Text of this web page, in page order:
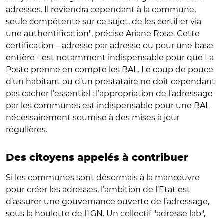
adresses. Il reviendra cependant à la commune,
seule compétente sur ce sujet, de les certifier via
une authentification", précise Ariane Rose. Cette
certification – adresse par adresse ou pour une base
entière - est notamment indispensable pour que La
Poste prenne en compte les BAL. Le coup de pouce
d’un habitant ou d’un prestataire ne doit cependant
pas cacher l’essentiel : l’appropriation de l’adressage
par les communes est indispensable pour une BAL
nécessairement soumise à des mises à jour
régulières.
Des citoyens appelés à contribuer
Si les communes sont désormais à la manœuvre
pour créer les adresses, l’ambition de l’Etat est
d’assurer une gouvernance ouverte de l’adressage,
sous la houlette de l’IGN. Un collectif "adresse lab",